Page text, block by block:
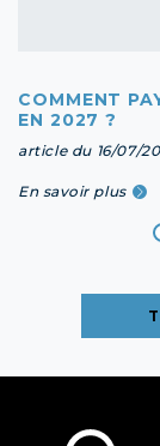
COMMENT
EN 2027 ?
article du 16/07/
En savoir plus